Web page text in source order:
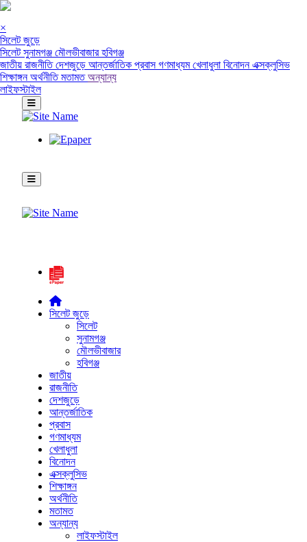
×
সিলেট জুড়ে
সিলেটসুনামগঞ্জ মৌলভীবাজারহবিগঞ্জ
জাতীয় রাজনীতিদেশজুড়ে আন্তর্জাতিক প্রবাসগণমাধ্যমখেলাধুলা বিনোদনএক্সক্লুসিভ
শিক্ষাঙ্গনঅর্থনীতিমতামতঅন্যান্য
লাইফস্টাইল
সিলেট জুড়ে
সিলেট
সুনামগঞ্জ
মৌলভীবাজার
হবিগঞ্জ
জাতীয়
রাজনীতি
দেশজুড়ে
আন্তর্জাতিক
প্রবাস
গণমাধ্যম
খেলাধুলা
বিনোদন
এক্সক্লুসিভ
শিক্ষাঙ্গন
অর্থনীতি
মতামত
অন্যান্য
লাইফস্টাইল